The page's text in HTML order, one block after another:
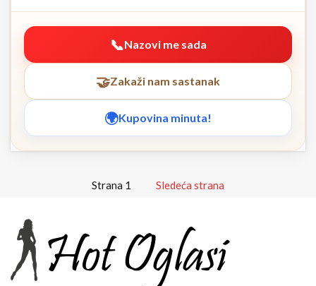
Nazovi me sada
Zakaži nam sastanak
Kupovina minuta!
Strana 1 Sledeća strana